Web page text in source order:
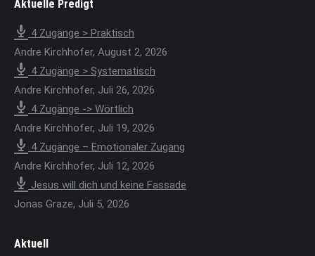
opens
Aktuelle Predigt
4 Zugänge > Praktisch
Andre Kirchhofer, August 2, 2026
4 Zugänge > Systematisch
Andre Kirchhofer, Juli 26, 2026
4 Zugänge -> Wörtlich
Andre Kirchhofer, Juli 19, 2026
4 Zugänge – Emotionaler Zugang
Andre Kirchhofer, Juli 12, 2026
Jesus will dich und keine Fassade
Jonas Graze, Juli 5, 2026
Aktuell